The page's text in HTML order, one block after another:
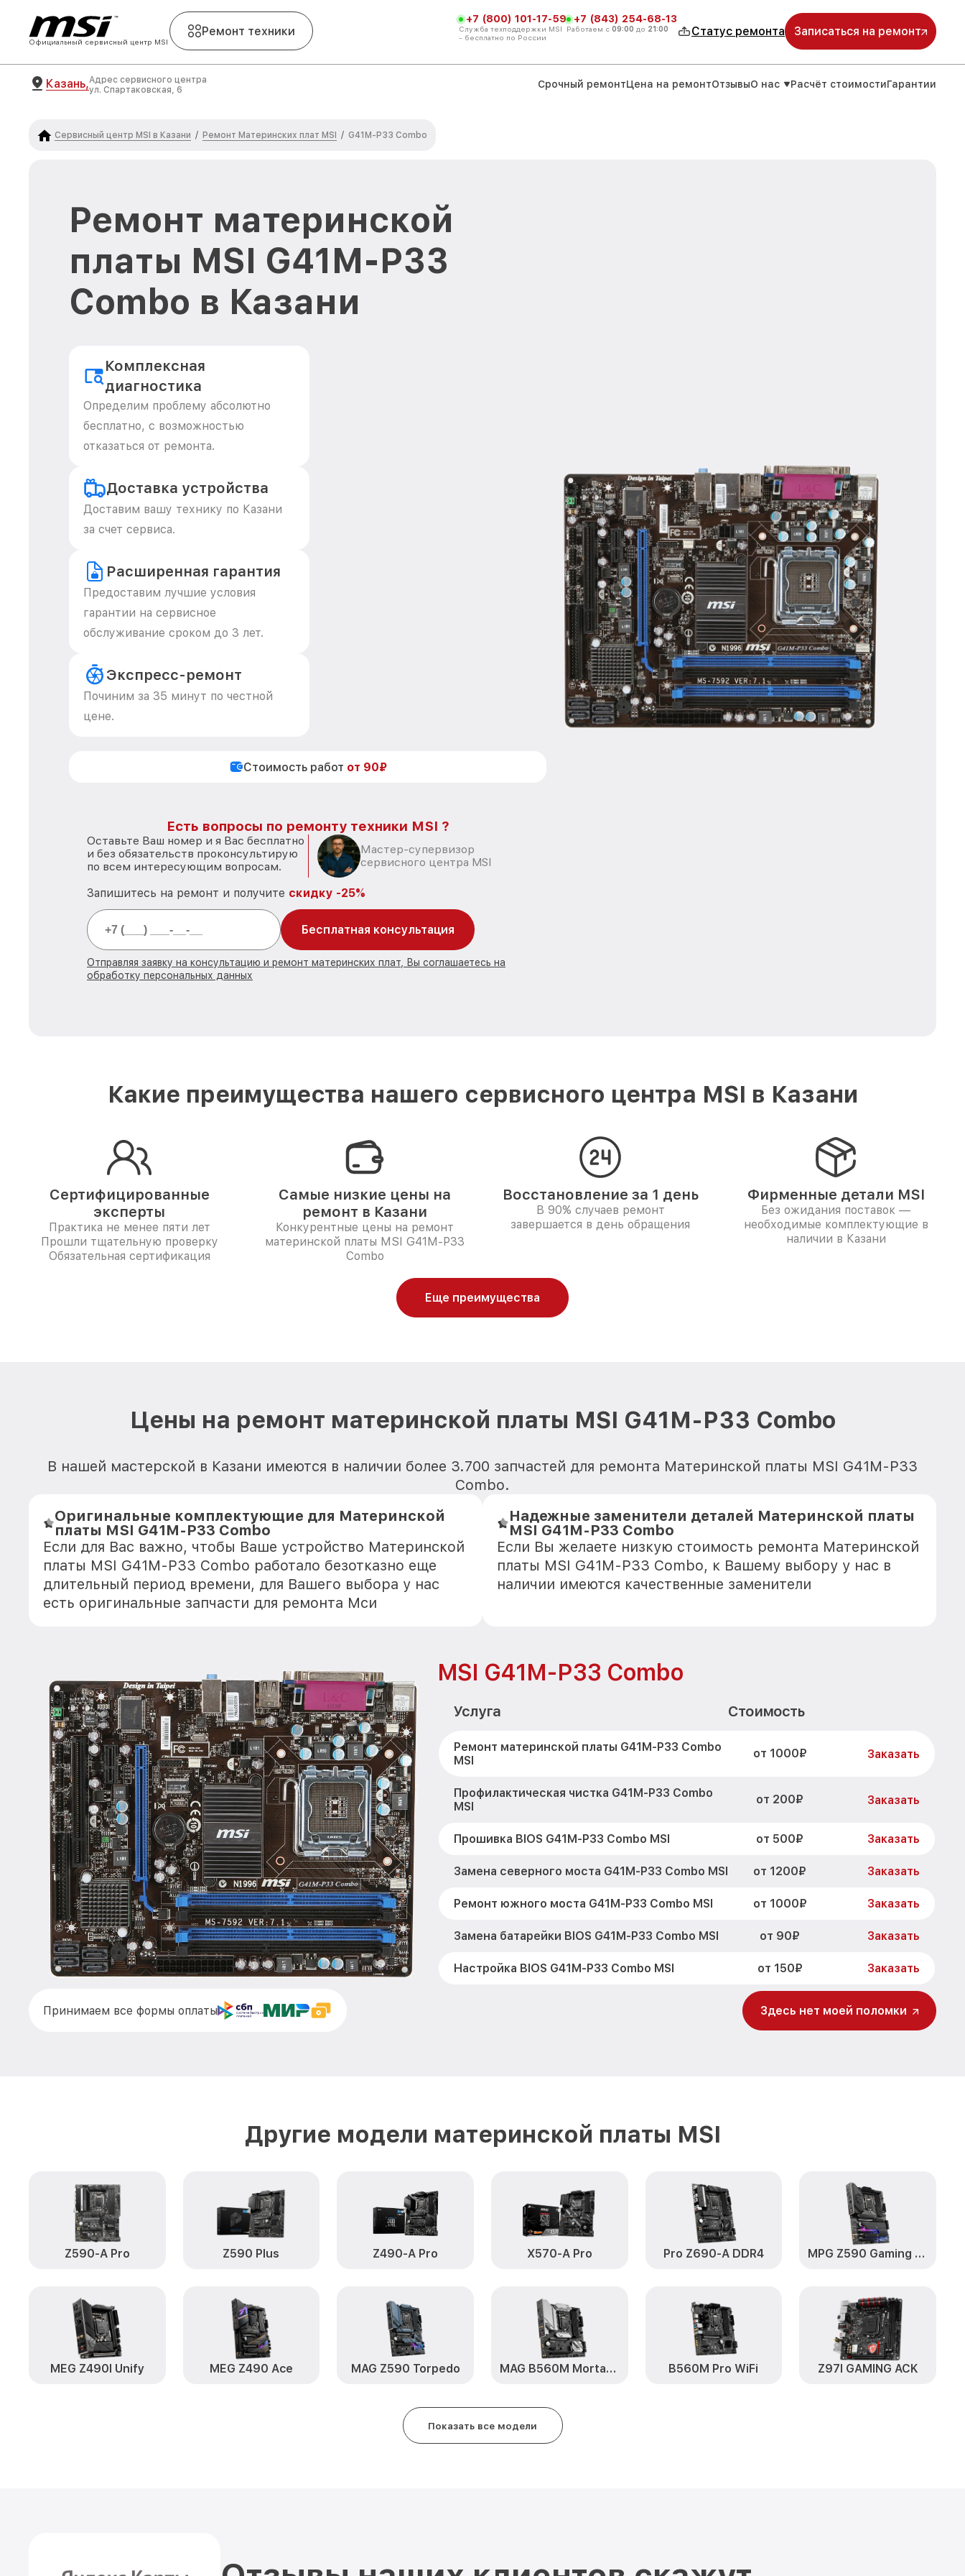
Официальный сервисный центр MSI
Ремонт техники
+7 (800) 101-17-59
Служба техподдержки MSI
- бесплатно по России
+7 (843) 254-68-13
Работаем с 09:00 до 21:00 Статус ремонта Записаться на ремонт
Казань,Адрес сервисного центра
ул. Спартаковская, 6
Срочный ремонтЦена на ремонтОтзывыО нас Расчёт стоимостиГарантии
Сервисный центр MSI в Казани / Ремонт Материнских плат MSI / G41M-P33 Combo
Ремонт материнской
платы MSI G41M-P33
Combo в Казани
Комплексная
диагностика
Определим проблему абсолютно
бесплатно, с возможностью
отказаться от ремонта.
Доставка устройства
Доставим вашу технику по Казани
за счет сервиса.
Расширенная гарантия
Предоставим лучшие условия
гарантии на сервисное
обслуживание сроком до 3 лет.
Экспресс-ремонт
Починим за 35 минут по честной
цене.
Стоимость работ от 90₽
Есть вопросы по ремонту техники MSI ?
Оставьте Ваш номер и я Вас бесплатно
и без обязательств проконсультирую
по всем интересующим вопросам.
Мастер-супервизор
сервисного центра MSI
Запишитесь на ремонт и получите скидку -25%
Бесплатная консультация
Отправляя заявку на консультацию и ремонт материнских плат, Вы соглашаетесь на
обработку персональных данных
Какие преимущества нашего сервисного центра MSI в Казани
Сертифицированные
эксперты
Практика не менее пяти лет
Прошли тщательную проверку
Обязательная сертификация
Самые низкие цены на
ремонт в Казани
Конкурентные цены на ремонт
материнской платы MSI G41M-P33
Combo
Восстановление за 1 день
В 90% случаев ремонт
завершается в день обращения
Фирменные детали MSI
Без ожидания поставок —
необходимые комплектующие в
наличии в Казани
Еще преимущества
Цены на ремонт материнской платы MSI G41M-P33 Combo
В нашей мастерской в Казани имеются в наличии более 3.700 запчастей для ремонта Материнской платы MSI G41M-P33
Combo.
Оригинальные комплектующие для Материнской
платы MSI G41M-P33 Combo
Если для Вас важно, чтобы Ваше устройство Материнской
платы MSI G41M-P33 Combo работало безотказно еще
длительный период времени, для Вашего выбора у нас
есть оригинальные запчасти для ремонта Мси
Надежные заменители деталей Материнской платы
MSI G41M-P33 Combo
Если Вы желаете низкую стоимость ремонта Материнской
платы MSI G41M-P33 Combo, к Вашему выбору у нас в
наличии имеются качественные заменители
MSI G41M-P33 Combo
Услуга Стоимость
Ремонт материнской платы G41M-P33 Combo
MSI
от 1000₽ Заказать
Профилактическая чистка G41M-P33 Combo
MSI
от 200₽ Заказать
Прошивка BIOS G41M-P33 Combo MSI от 500₽ Заказать
Замена северного моста G41M-P33 Combo MSI от 1200₽ Заказать
Ремонт южного моста G41M-P33 Combo MSI от 1000₽ Заказать
Замена батарейки BIOS G41M-P33 Combo MSI от 90₽ Заказать
Настройка BIOS G41M-P33 Combo MSI от 150₽ Заказать
Принимаем все формы оплаты Здесь нет моей поломки
Другие модели материнской платы MSI
Z590-A Pro Z590 Plus Z490-A Pro X570-A Pro Pro Z690-A DDR4 MPG Z590 Gaming Plus
MEG Z490I Unify MEG Z490 Ace MAG Z590 Torpedo MAG B560M Mortar WiFi B560M Pro WiFi Z97I GAMING ACK
Показать все модели